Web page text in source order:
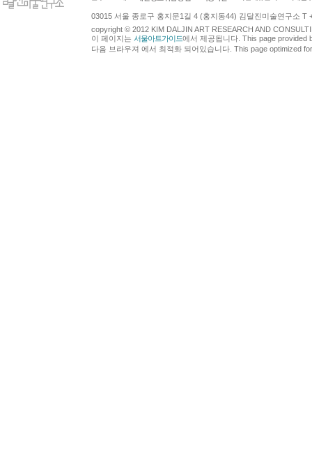
03015 서울 종로구 홍지문1길 4 (홍지동44) 김달진미술연구소 T
copyright © 2012 KIM DALJIN ART RESEARCH AND
이 페이지는 서울아트가이드에서 제공됩니다. This page provided
다음 브라우져 에서 최적화 되어있습니다. This page optimized